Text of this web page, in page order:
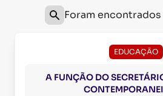
Foram encontrados
EDUCAÇÃO
A FUNÇÃO DO